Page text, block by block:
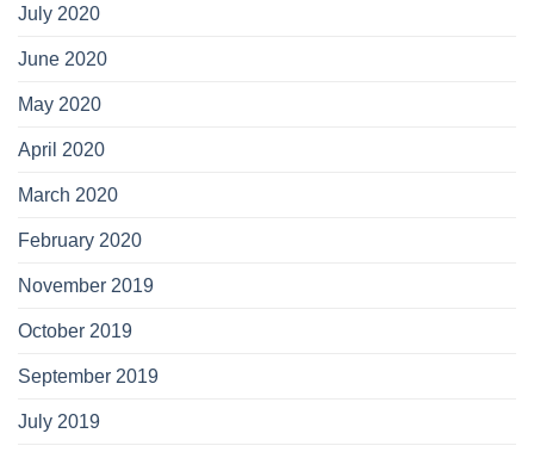
July 2020
June 2020
May 2020
April 2020
March 2020
February 2020
November 2019
October 2019
September 2019
July 2019